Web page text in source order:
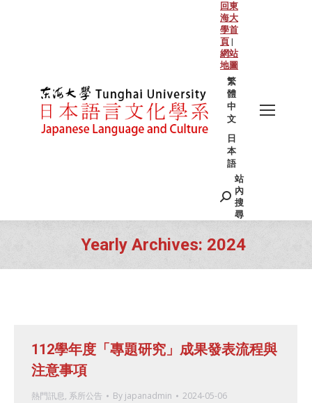
回東
海大
學首
頁 |
網站
地圖
繁
體
中
文
日
本
語
Search:
站
內
搜
尋
Yearly Archives: 2024
You are here:
112學年度「專題研究」成果發表流程與
注意事項
熱門訊息, 系所公告 By japanadmin 2024-05-06